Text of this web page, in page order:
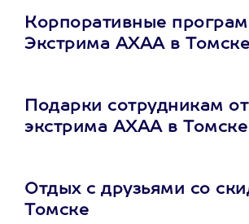
Корпоративные
Экстрима АХАА в Томске
Подарки сотрудникам от
экстрима АХАА в Томске
Отдых с друзьями со
Томске